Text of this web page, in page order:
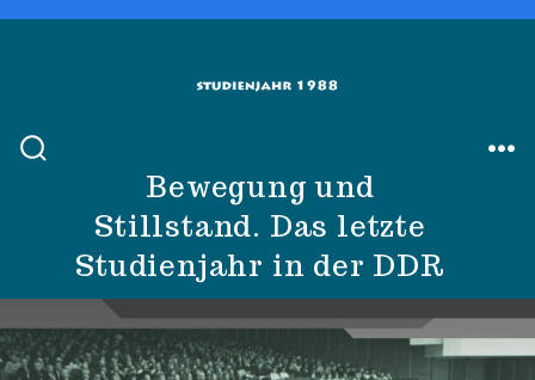
Zum
EIN-/AUSBLENDENBewegung und
Stillstand. Das letzte
Studienjahr in der DDR